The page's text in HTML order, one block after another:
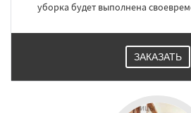
уборка будет выполнена
ЗАКАЗАТЬ